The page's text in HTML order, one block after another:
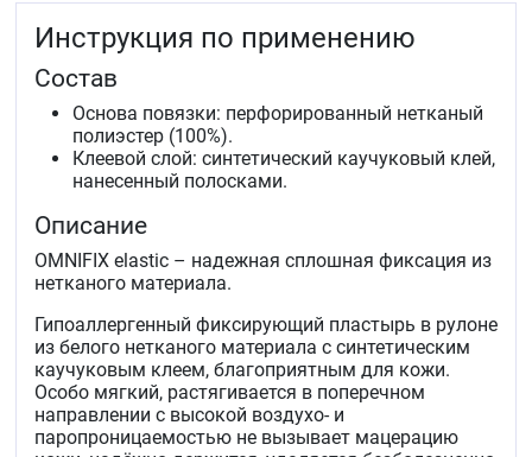
Инструкция по применению
Состав
Основа повязки: перфорированный нетканый
полиэстер (100%).
Клеевой слой: синтетический каучуковый клей,
нанесенный полосками.
Описание
OMNIFIX elastic – надежная сплошная фиксация из
нетканого материала.
Гипоаллергенный фиксирующий пластырь в рулоне
из белого нетканого материала с синтетическим
каучуковым клеем, благоприятным для кожи.
Особо мягкий, растягивается в поперечном
направлении с высокой воздухо- и
паропроницаемостью не вызывает мацерацию